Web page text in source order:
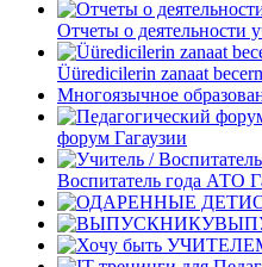
Отчеты о деятельности
Üüredicilerin zanaat
Многоязычное
форум Гагаузии
Воспитатель года АТО